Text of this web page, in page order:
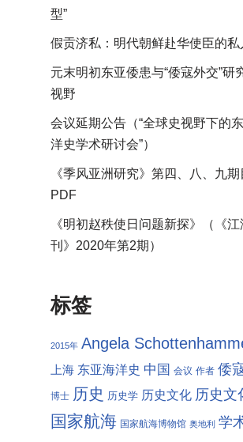
型”
假贡济私：明代朝鲜赴华使臣的私
元末明初东亚倭患与“倭寇外交”研
视野
会议延期公告（“全球史视野下的
洋史学术研讨会”）
《季风亚洲研究》第四、八、九
PDF
《明初赵秩使日问题新探》（《江
刊》2020年第2期）
标签
2015年 Angela
上海 东亚海洋史 中国 会议 作者 倭
博士 历史 历史学 历史文化 历史文
国家航海 国家航海博物馆 奥地利 学